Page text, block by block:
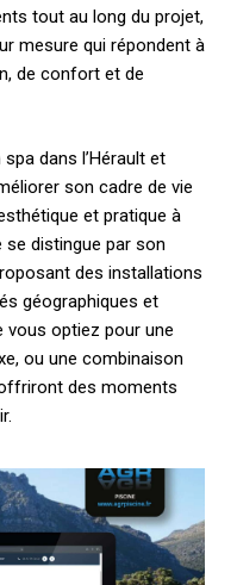
tout au long du projet,
mesure qui répondent à
de confort et de
spa dans l’Hérault et
son cadre de vie
et pratique à
se distingue par son
des installations
géographiques et
vous optiez pour une
ou une combinaison
des moments